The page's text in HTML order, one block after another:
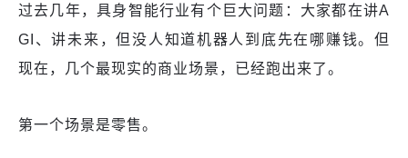
过去几年，具身智能行业有个巨大问题：大家都在讲A
GI、讲未来，但没人知道机器人到底先在哪赚钱。但
现在，几个最现实的商业场景，已经跑出来了。
第一个场景是零售。